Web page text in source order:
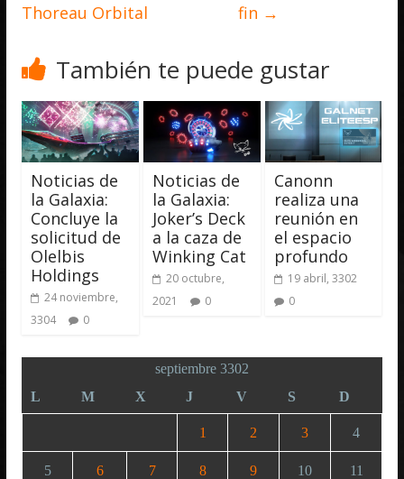
Thoreau Orbital
fin →
También te puede gustar
Noticias de
la Galaxia:
Concluye la
solicitud de
Olelbis
Holdings
24 noviembre,
3304
0
Noticias de
la Galaxia:
Joker’s Deck
a la caza de
Winking Cat
20 octubre,
2021
0
Canonn
realiza una
reunión en
el espacio
profundo
19 abril, 3302
0
septiembre 3302
L
M X J V S D
1 2 3 4
5 6 7 8 9 10 11